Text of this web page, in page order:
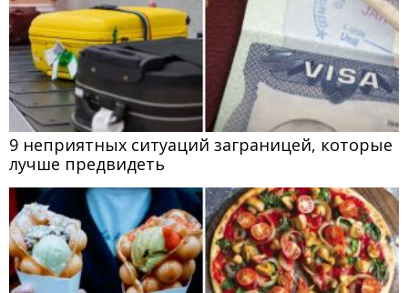
9 неприятных ситуаций заграницей, которые
лучше предвидеть